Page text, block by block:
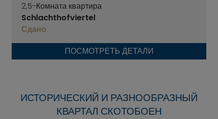
2,5-Комната квартира
Schlachthofviertel
Сдано
ПОСМОТРЕТЬ ДЕТАЛИ
ИСТОРИЧЕСКИЙ И РАЗНООБРАЗНЫЙ
КВАРТАЛ СКОТОБОЕН